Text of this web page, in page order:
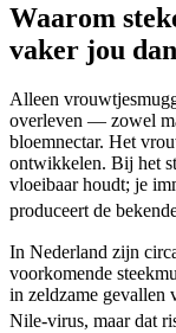
Waarom
vaker jou
Alleen
overleven — zowel
bloemnectar. Het
ontwikkelen. Bij het
vloeibaar houdt; je
produceert de
In Nederland zijn
voorkomende
in zeldzame gevallen
Nile-virus, maar dat